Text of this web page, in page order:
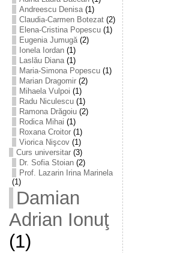
Andreescu Denisa(1)
Claudia-Carmen Botezat(2)
Elena-Cristina Popescu(1)
Eugenia Jumugă(2)
Ionela Iordan(1)
Laslău Diana(1)
Maria-Simona Popescu(1)
Marian Dragomir(2)
Mihaela Vulpoi (1)
Radu Niculescu(1)
Ramona Drăgoiu(2)
Rodica Mihai (1)
Roxana Croitor(1)
Viorica Nişcov(1)
Curs universitar(3)
Dr. Sofia Stoian(2)
Prof. Lazarin Irina Marinela
(1)
Damian
Adrian Ionuţ
(1)